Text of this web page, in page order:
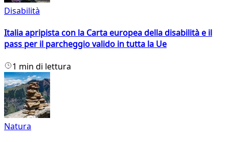
Disabilità
Italia apripista con la Carta europea della disabilità e il
pass per il parcheggio valido in tutta la Ue
1 min di lettura
Natura